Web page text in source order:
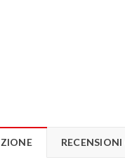
RECENSIONI